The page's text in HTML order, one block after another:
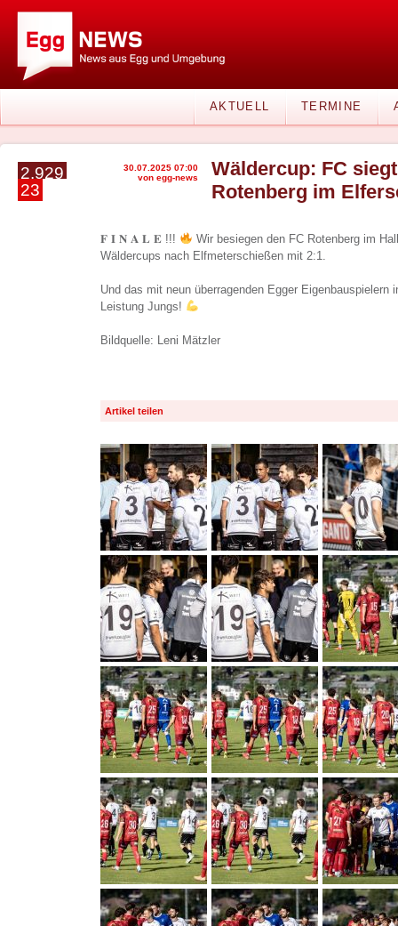
AKTUELL TERMINE
2.929
23
30.07.2025 07:00
von egg-news
Wäldercup: FC
Rotenberg im
𝐅 𝐈 𝐍 𝐀 𝐋 𝐄 !!!
Wir besiegen den FC Rotenberg im
Wäldercups nach Elfmeterschießen mit 2:1.
Und das mit neun überragenden Egger Eigenbauspielern
Leistung Jungs!
Bildquelle: Leni Mätzler
Artikel teilen